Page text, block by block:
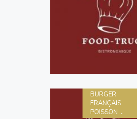
BURGER
FRANÇAIS
POISSON ...